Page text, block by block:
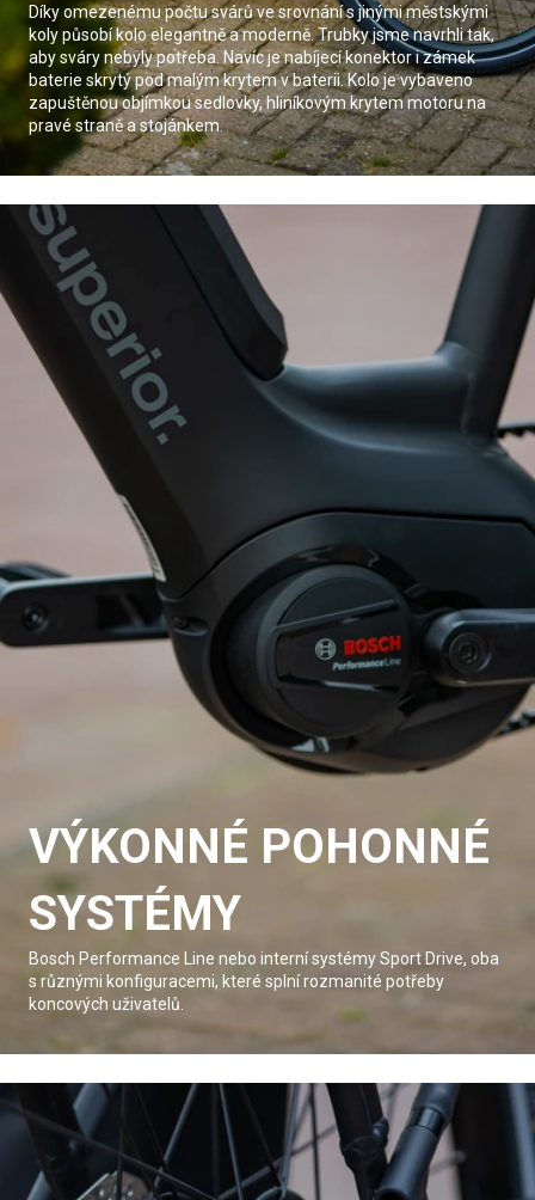
Díky omezenému počtu svárů ve srovnání s jinými městskými
koly působí kolo elegantně a moderně. Trubky jsme navrhli tak,
aby sváry nebyly potřeba. Navíc je nabíjecí konektor i zámek
baterie skrytý pod malým krytem v baterii. Kolo je vybaveno
zapuštěnou objímkou sedlovky, hliníkovým krytem motoru na
pravé straně a stojánkem.
VÝKONNÉ POHONNÉ
SYSTÉMY
Bosch Performance Line nebo interní systémy Sport Drive, oba
s různými konfiguracemi, které splní rozmanité potřeby
koncových uživatelů.